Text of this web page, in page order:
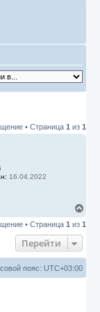
• Страница 1 из 1
16.04.2022
р
с
• Страница 1 из 1
Перейти
пояс: UTC+03:00